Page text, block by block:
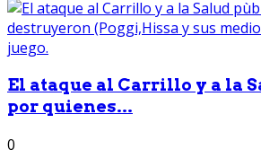
El ataque al Carrillo y a la
por quienes...
0